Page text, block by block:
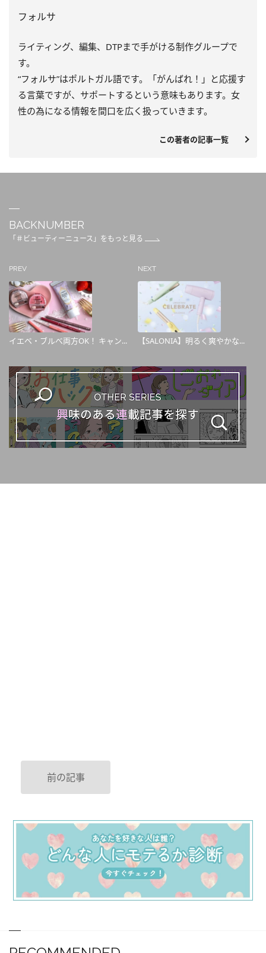
フォルサ
ライティング、編集、DTPまで手がける制作グループで
す。
“フォルサ”はポルトガル語です。「がんばれ！」と応援す
る言葉ですが、サポートするという意味もあります。女
性の為になる情報を間口を広く扱っていきます。
この著者の記事一覧
BACKNUMBER
「＃ビューティーニュース」をもっと見る
PREV
イエベ・ブルべ両方OK！ キャン...
NEXT
【SALONIA】明るく爽やかな...
前の記事